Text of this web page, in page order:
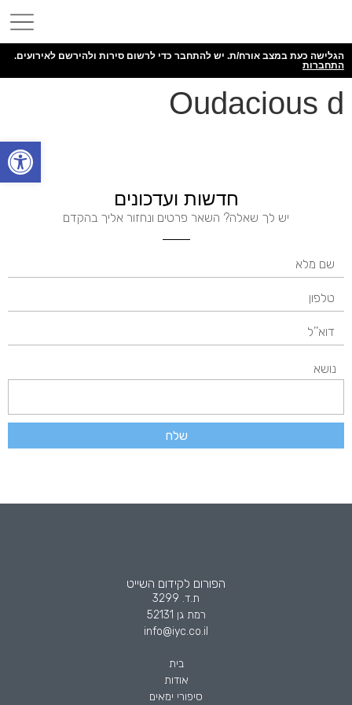
הגלישה כעת במצב אורח/ת. יש להתחבר כדי לרשום סירות ולהירשם לאירועים.
התחברות
Oudacious d
חדשות ועדכונים
יש לך שאלה? השאר פרטים ונחזור אליך בהקדם
נושא
שלח
הפורום לקידום השייט
ת.ד. 3299
רמת גן 52131
info@iyc.co.il
בית
אודות
סיפורי ימאים